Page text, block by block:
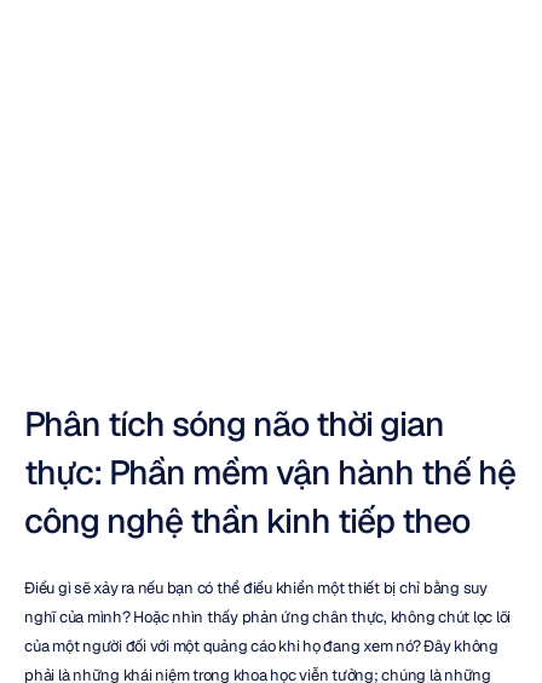
Phân tích sóng não thời gian
thực: Phần mềm vận hành thế hệ
công nghệ thần kinh tiếp theo
Điều gì sẽ xảy ra nếu bạn có thể điều khiển một thiết bị chỉ bằng suy
nghĩ của mình? Hoặc nhìn thấy phản ứng chân thực, không chút lọc lõi
của một người đối với một quảng cáo khi họ đang xem nó? Đây không
phải là những khái niệm trong khoa học viễn tưởng; chúng là những